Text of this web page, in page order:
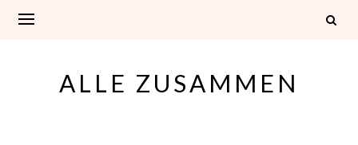
ALLE ZUSAMMEN